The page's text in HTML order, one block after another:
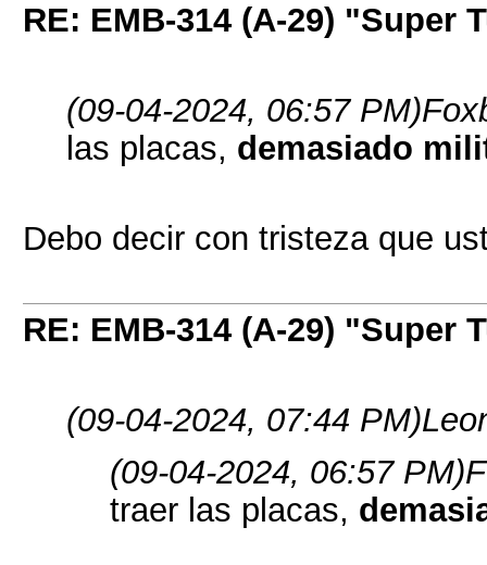
RE: EMB-314 (A-29) "Super
(09-04-2024, 06:57 PM)
las placas, demasiado
Debo decir con tristeza que
RE: EMB-314 (A-29) "Super
(09-04-2024, 07:44 PM)
(09-04-2024, 06:57 PM)
traer las placas,